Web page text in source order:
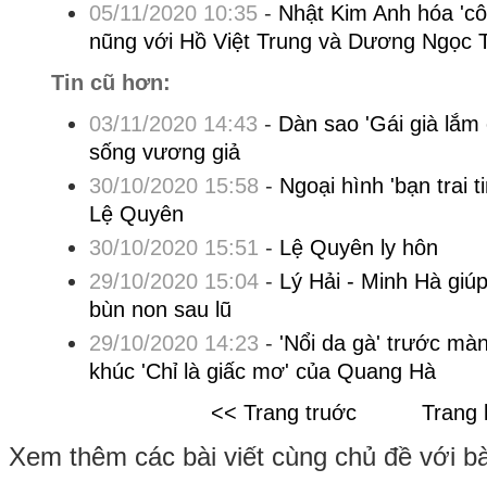
05/11/2020 10:35- Nhật Kim Anh hóa
nũng với Hồ Việt Trung và Dương Ngọc
Tin cũ hơn:
03/11/2020 14:43 - Dàn sao 'Gái già
sống vương giả
30/10/2020 15:58 - Ngoại hình 'bạn trai
Lệ Quyên
30/10/2020 15:51 - Lệ Quyên ly hôn
29/10/2020 15:04- Lý Hải - Minh Hà
bùn non sau lũ
29/10/2020 14:23 - 'Nổi da gà' trước
khúc 'Chỉ là giấc mơ' của Quang Hà
<< Trang truớc
Trang
Xem thêm các bài viết cùng chủ đề với